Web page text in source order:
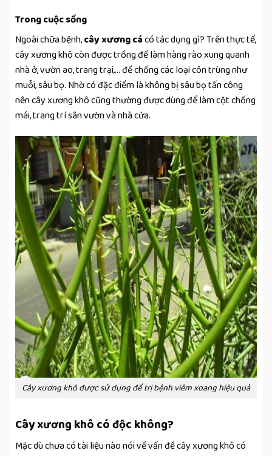
Trong cuộc sống
Ngoài chữa bệnh,cây xương cácó tác dụng gì? Trên thực tế,
cây xương khô còn được trồng để làm hàng rào xung quanh
nhà ở, vườn ao, trang trại,… để chống các loại côn trùng như
muỗi, sâu bọ. Nhờ có đặc điểm là không bị sâu bọ tấn công
nên cây xương khô cũng thường được dùng để làm cột chống
mái, trang trí sân vườn và nhà cửa.
Cây xương khô được sử dụng để trị bệnh viêm xoang hiệu quả
Cây xương khô có độc không?
Mặc dù chưa có tài liệu nào nói về vấn đề cây xương khô có